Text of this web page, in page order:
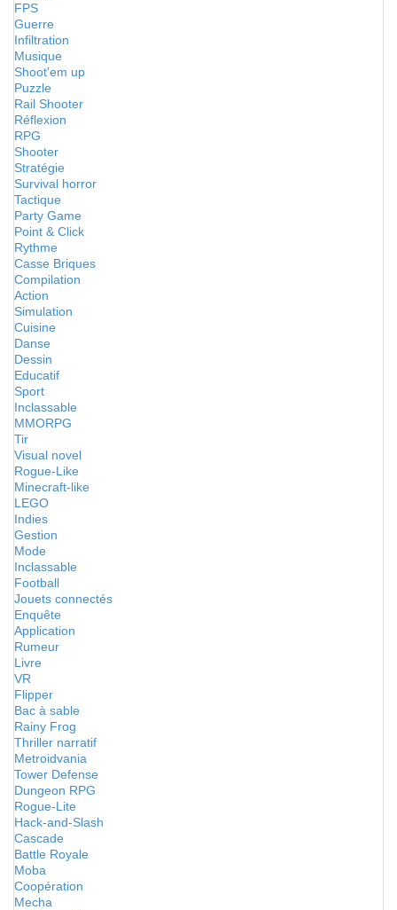
FPS
Guerre
Infiltration
Musique
Shoot'em up
Puzzle
Rail Shooter
Réflexion
RPG
Shooter
Stratégie
Survival horror
Tactique
Party Game
Point & Click
Rythme
Casse Briques
Compilation
Action
Simulation
Cuisine
Danse
Dessin
Educatif
Sport
Inclassable
MMORPG
Tir
Visual novel
Rogue-Like
Minecraft-like
LEGO
Indies
Gestion
Mode
Inclassable
Football
Jouets connectés
Enquête
Application
Rumeur
Livre
VR
Flipper
Bac à sable
Rainy Frog
Thriller narratif
Metroidvania
Tower Defense
Dungeon RPG
Rogue-Lite
Hack-and-Slash
Cascade
Battle Royale
Moba
Coopération
Mecha